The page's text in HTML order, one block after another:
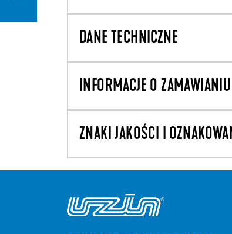
DANE TECHNICZNE
INFORMACJE O ZAMAWIANIU
ZNAKI JAKOŚCI I